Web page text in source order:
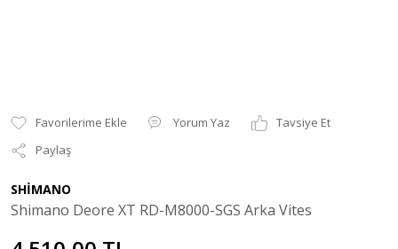
Yorum Yaz
Tavsiye Et
Paylaş
SHİMANO
Shimano Deore XT RD-M8000-SGS Arka Vites